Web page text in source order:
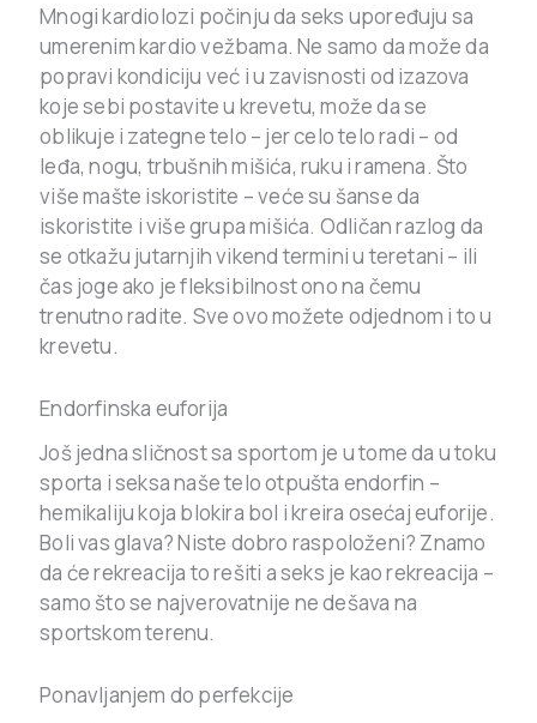
Mnogi kardiolozi počinju da seks upoređuju sa
umerenim kardio vežbama. Ne samo da može da
popravi kondiciju već i u zavisnosti od izazova
koje sebi postavite u krevetu, može da se
oblikuje i zategne telo – jer celo telo radi – od
leđa, nogu, trbušnih mišića, ruku i ramena. Što
više mašte iskoristite – veće su šanse da
iskoristite i više grupa mišića. Odličan razlog da
se otkažu jutarnjih vikend termini u teretani – ili
čas joge ako je fleksibilnost ono na čemu
trenutno radite. Sve ovo možete odjednom i to u
krevetu.
Endorfinska euforija
Još jedna sličnost sa sportom je u tome da u toku
sporta i seksa naše telo otpušta endorfin –
hemikaliju koja blokira bol i kreira osećaj euforije.
Boli vas glava? Niste dobro raspoloženi? Znamo
da će rekreacija to rešiti a seks je kao rekreacija –
samo što se najverovatnije ne dešava na
sportskom terenu.
Ponavljanjem do perfekcije